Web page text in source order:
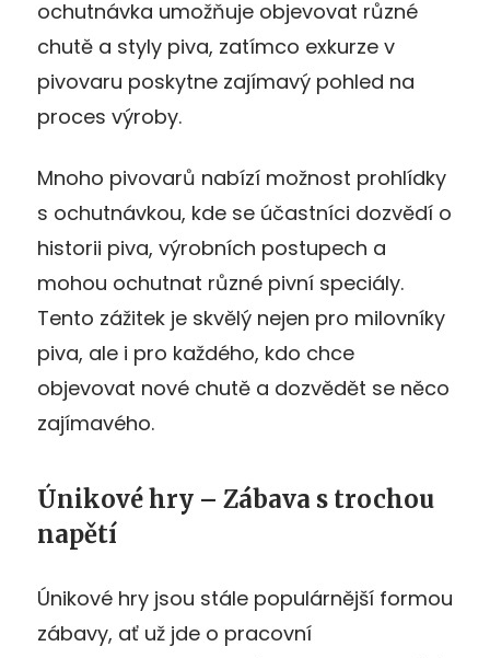
ochutnávka umožňuje objevovat různé
chutě a styly piva, zatímco exkurze v
pivovaru poskytne zajímavý pohled na
proces výroby.
Mnoho pivovarů nabízí možnost prohlídky
s ochutnávkou, kde se účastníci dozvědí o
historii piva, výrobních postupech a
mohou ochutnat různé pivní speciály.
Tento zážitek je skvělý nejen pro milovníky
piva, ale i pro každého, kdo chce
objevovat nové chutě a dozvědět se něco
zajímavého.
Únikové hry – Zábava s trochou
napětí
Únikové hry jsou stále populárnější formou
zábavy, ať už jde o pracovní